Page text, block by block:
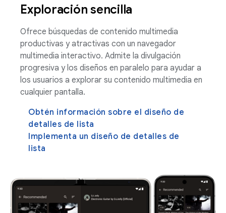
Exploración sencilla
Ofrece búsquedas de contenido multimedia
productivas y atractivas con un navegador
multimedia interactivo. Admite la divulgación
progresiva y los diseños en paralelo para ayudar a
los usuarios a explorar su contenido multimedia en
cualquier pantalla.
Obtén información sobre el diseño de
detalles de lista
Implementa un diseño de detalles de
lista